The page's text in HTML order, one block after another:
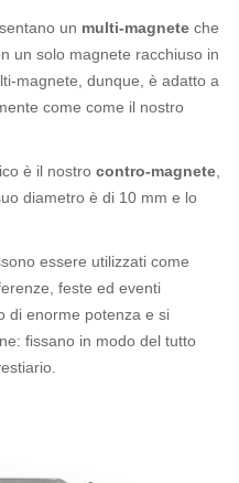
un multi-magnete che
un solo magnete racchiuso in
magnete, dunque, è adatto a
come come il nostro
è il nostro contro-magnete
diametro è di 10 mm e lo
essere utilizzati come
feste ed eventi
di enorme potenza e si
fissano in modo del tutto